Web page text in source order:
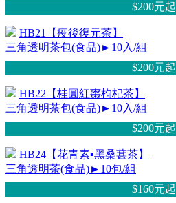
$200元起
HB21【疫後復元茶】
三角透明茶包(食品)►10入/組
$200元起
HB22【桂圓紅棗枸杞茶】
三角透明茶包(食品)►10入/組
$200元起
HB24【花青素▪黑桑葚茶】
三角透明茶(食品)►10包/組
$160元起